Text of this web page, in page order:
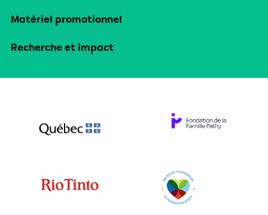
Matériel promotionnel
Recherche et impact